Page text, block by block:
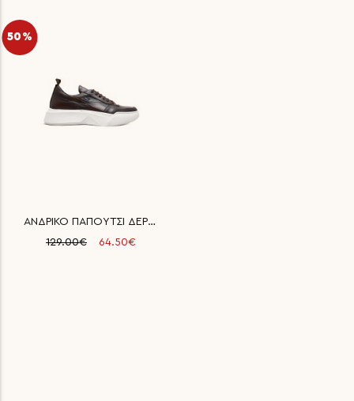
50%
ΑΝΔΡΙΚΟ ΠΑΠΟΥΤΣΙ ΔΕΡΜΑΤΙΝΟ
129.00€
64.50€